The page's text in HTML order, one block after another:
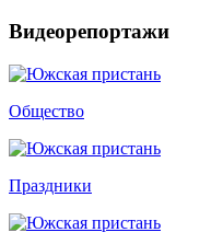
Видеорепортажи
Общество
Праздники